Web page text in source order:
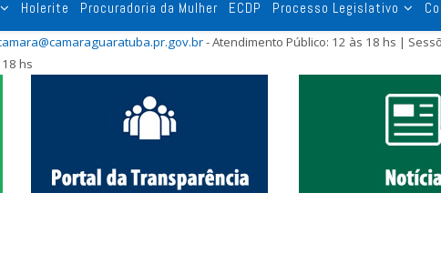
Holerite Procuradoria da Mulher ECDP Processo Legislativo
- Atendimento Público: 12 às 18 hs |
18 hs